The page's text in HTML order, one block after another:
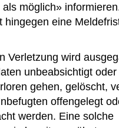
möglich»
hingegen eine
Verletzung wird
unbeabsichtigt oder
gehen, gelöscht,
offengelegt
werden. Eine solche